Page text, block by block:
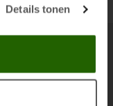
Details tonen